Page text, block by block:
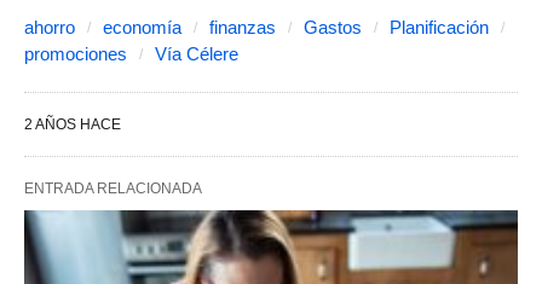
ahorro economía finanzas Gastos
Planificación
promociones
Vía Célere
2 AÑOS HACE
ENTRADA RELACIONADA